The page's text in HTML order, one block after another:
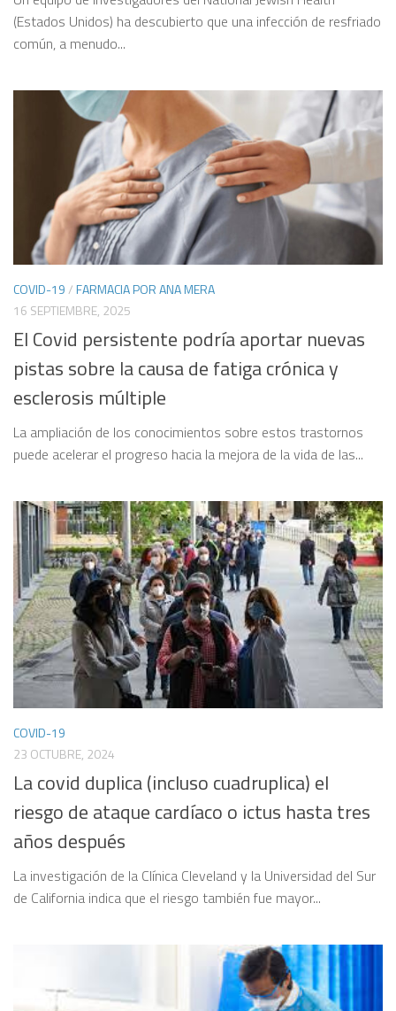
(Estados Unidos) ha descubierto que una infección de resfriado
común, a menudo...
COVID-19/FARMACIA POR ANA MERA
16 SEPTIEMBRE, 2025
El Covid persistente podría aportar nuevas
pistas sobre la causa de fatiga crónica y
esclerosis múltiple
La ampliación de los conocimientos sobre estos trastornos
puede acelerar el progreso hacia la mejora de la vida de las...
COVID-19
23 OCTUBRE, 2024
La covid duplica (incluso cuadruplica) el
riesgo de ataque cardíaco o ictus hasta tres
años después
La investigación de la Clínica Cleveland y la Universidad del Sur
de California indica que el riesgo también fue mayor...